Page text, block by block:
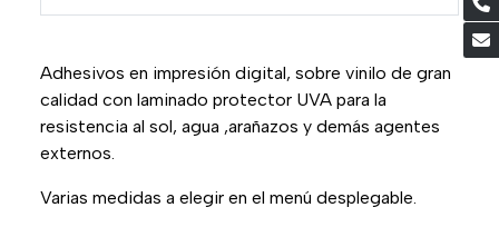
Adhesivos en impresión digital, sobre vinilo de gran
calidad con laminado protector UVA para la
resistencia al sol, agua ,arañazos y demás agentes
externos.
Varias medidas a elegir en el menú desplegable.